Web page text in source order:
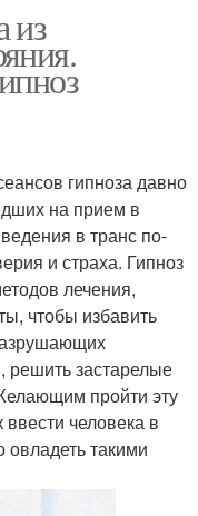
из
гипноза давно
на прием в
в транс по-
и страха. Гипноз
лечения,
чтобы избавить
решить застарелые
пройти эту
ввести человека в
овладеть такими